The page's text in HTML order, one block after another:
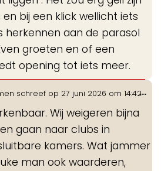
bij een klick wellicht iets
herkennen aan de parasol
groeten en of een
opening tot iets meer.
schreef op 27 juni 2026 om 14:42
Wij weigeren bijna
gaan naar clubs in
kamers. Wat jammer
man ook waarderen,
...